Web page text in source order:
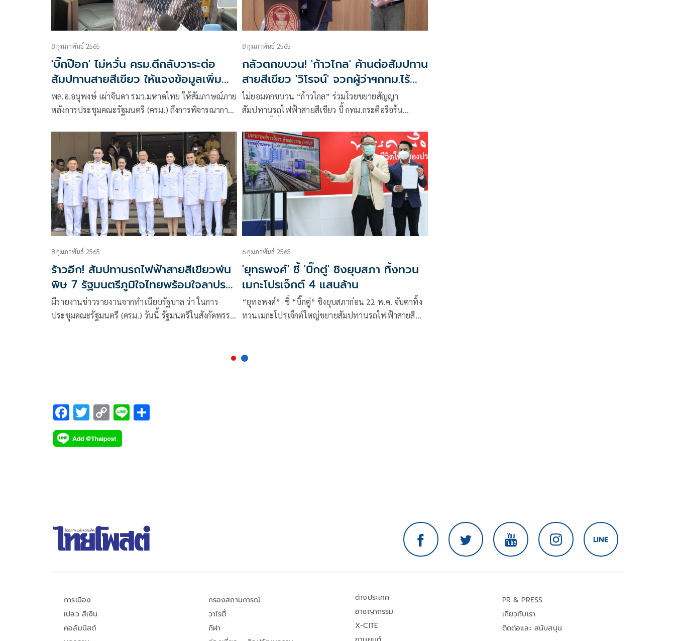
8 กุมภาพันธ์ 2565
'บิ๊กป๊อก' ไม่หวั่น ครม.ตีกลับวาระต่อ
สัมปทานสายสีเขียว ให้แจงข้อมูลเพิ่ม
เสร็จเมื่อไหร่ก็เสนออีก
พล.อ.อนุพงษ์ เผ่าจินดา รมว.มหาดไทย ให้สัมภาษณ์ภาย
หลังการประชุมคณะรัฐมนตรี (ครม.) ถึงการพิจารณาการ
คมนาคมต้องการข้อมูลชี้แจงเพิ่มเติม ครม.จึงมีมติให้ไป
ชี้แจงเพิ่มเติมแล้วนำเรื่องกลับเข้ามาครม.ใหม่ ซึ่งเป็นไป
ตามที่กระทรวงคมนาคม
8 กุมภาพันธ์ 2565
กลัวตกขบวน! 'ก้าวไกล' ค้านต่อสัมปทาน
สายสีเขียว 'วิโรจน์' จวกผู้ว่าฯกทม.ไร้
บทบาท
ไม่ยอมตกขบวน “ก้าวไกล” ร่วมโวยขยายสัญญา
สัมปทานรถไฟฟ้าสายสีเขียว บี้ กทม.กระตือรือร้น
8 กุมภาพันธ์ 2565
ร้าวอีก! สัมปทานรถไฟฟ้าสายสีเขียวพ่น
พิษ 7 รัฐมนตรีภูมิใจไทยพร้อมใจลาประ
ชุมครม.
มีรายงานข่าวรายงานจากทำเนียบรัฐบาล ว่า ในการ
ประชุมคณะรัฐมนตรี (ครม.) วันนี้ รัฐมนตรีในสังกัดพรรค
6 กุมภาพันธ์ 2565
'ยุทธพงศ์' ชี้ 'บิ๊กตู่' ชิงยุบสภา ทิ้งทวน
เมกะโปรเจ็กต์ 4 แสนล้าน
“ยุทธพงศ์” ชี้ “บิ๊กตู่” ชิงยุบสภาก่อน 22 พ.ค. จับตาทิ้ง
ทวนเมกะโปรเจ็กต์ใหญ่ขยายสัมปทานรถไฟฟ้าสายสี
F
ac
e
T
wi
tt
C
o
p
Li
การเมือง
เปลว สีเงิน
คอลัมนิสต์
กรองสถานการณ์
วาไรตี้
กีฬา
ต่างประเทศ
อาชญากรรม
X-CITE
PR & PRESS
เกี่ยวกับเรา
ติดต่อและ สนับสนุน